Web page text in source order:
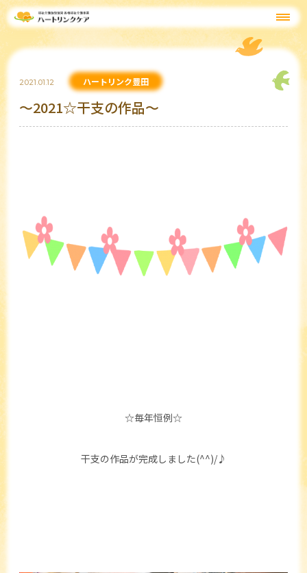
2021.01.12 ハートリンク豊田
～2021☆干支の作品～
☆毎年恒例☆
干支の作品が完成しました(^^)/♪